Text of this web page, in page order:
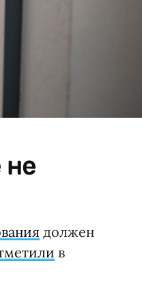
не
должен
в